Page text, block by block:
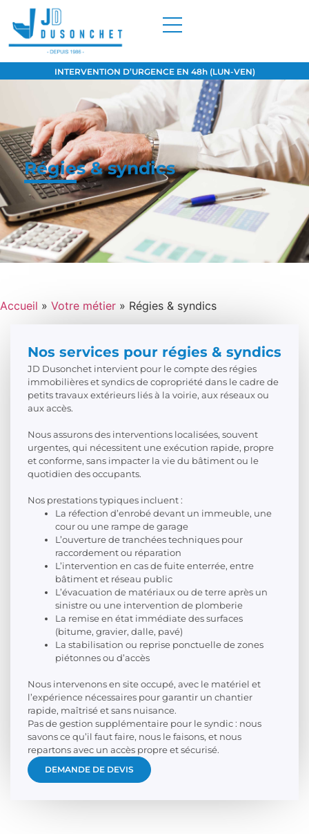
INTERVENTION D’URGENCE EN 48h (LUN-VEN)
Régies & syndics
Accueil » Votre métier » Régies & syndics
Nos services pour régies & syndics
JD Dusonchet intervient pour le compte des régies
immobilières et syndics de copropriété dans le cadre de
petits travaux extérieurs liés à la voirie, aux réseaux ou
aux accès.
Nous assurons des interventions localisées, souvent
urgentes, qui nécessitent une exécution rapide, propre
et conforme, sans impacter la vie du bâtiment ou le
quotidien des occupants.
Nos prestations typiques incluent :
La réfection d’enrobé devant un immeuble, une
cour ou une rampe de garage
L’ouverture de tranchées techniques pour
raccordement ou réparation
L’intervention en cas de fuite enterrée, entre
bâtiment et réseau public
L’évacuation de matériaux ou de terre après un
sinistre ou une intervention de plomberie
La remise en état immédiate des surfaces
(bitume, gravier, dalle, pavé)
La stabilisation ou reprise ponctuelle de zones
piétonnes ou d’accès
Nous intervenons en site occupé, avec le matériel et
l’expérience nécessaires pour garantir un chantier
rapide, maîtrisé et sans nuisance.
Pas de gestion supplémentaire pour le syndic : nous
savons ce qu’il faut faire, nous le faisons, et nous
repartons avec un accès propre et sécurisé.
DEMANDE DE DEVIS